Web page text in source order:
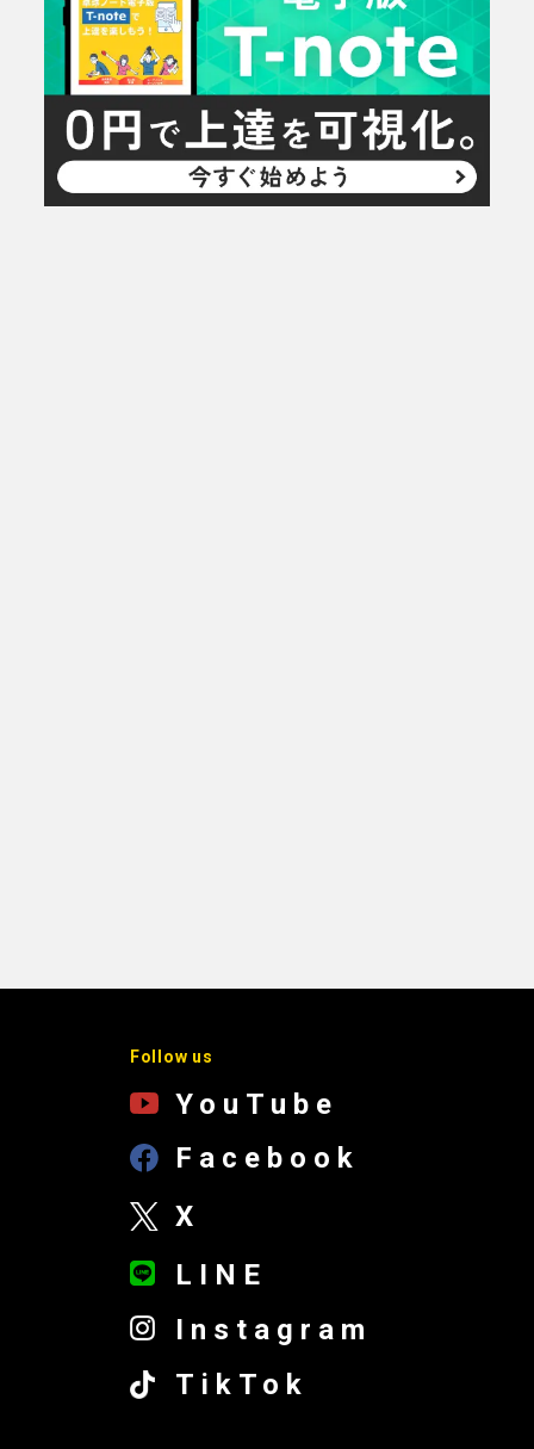
Follow us
YouTube
Facebook
X
LINE
Instagram
TikTok